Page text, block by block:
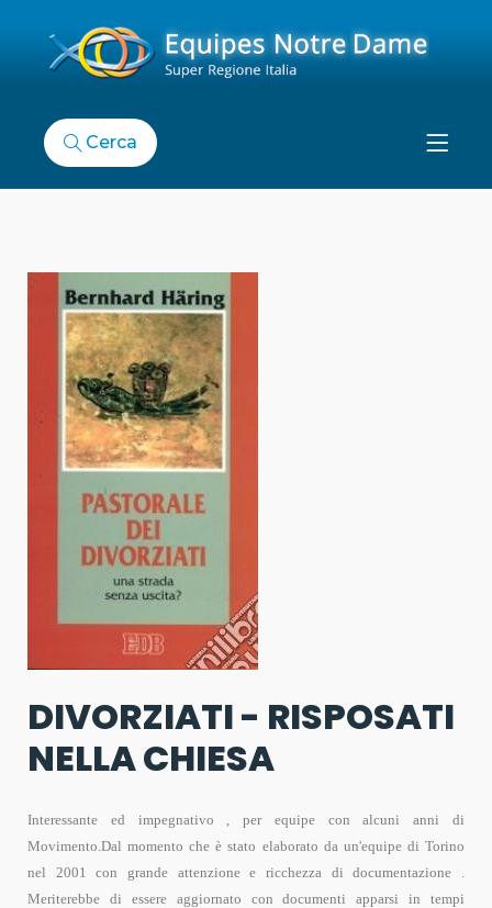
Cerca
DIVORZIATI - RISPOSATI
NELLA CHIESA
Interessante ed impegnativo , per equipe con alcuni anni di
Movimento.Dal momento che è stato elaborato da un'equipe di Torino
nel 2001 con grande attenzione e ricchezza di documentazione .
Meriterebbe di essere aggiornato con documenti apparsi in tempi